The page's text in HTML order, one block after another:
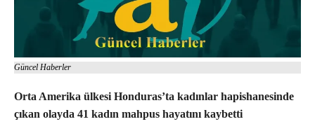
Güncel Haberler
Orta Amerika ülkesi Honduras’ta kadınlar hapishanesinde
çıkan olayda 41 kadın mahpus hayatını kaybetti